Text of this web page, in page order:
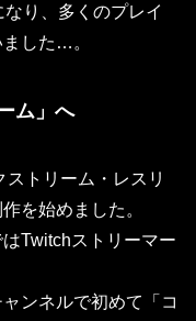
り、多くのプレイ
した…。
ム」へ
トリーム・レスリ
を始めました。
Twitchストリーマー
ンネルで初めて「 コ